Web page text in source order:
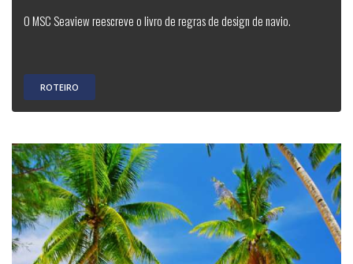
O MSC Seaview reescreve o livro de regras de design de navio.
ROTEIRO